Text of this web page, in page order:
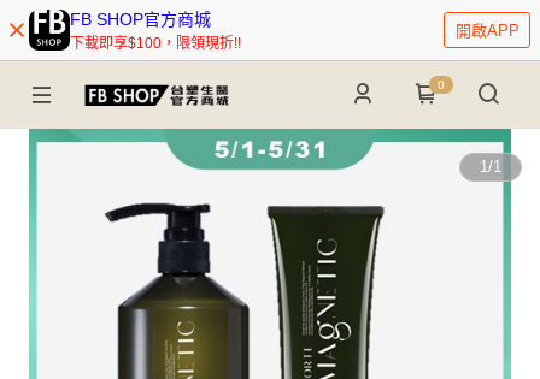
FB SHOP官方商城
下載即享$100，限領現折!!
開啟APP
0
1/1